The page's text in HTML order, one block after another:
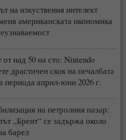
на изкуствения интелект
американската икономика
от над 50 на сто: Nintendo
драстичен скок на печалбата
периода април-юни 2026 г.
на петролния пазар:
„Брент“ се задържа около
барел